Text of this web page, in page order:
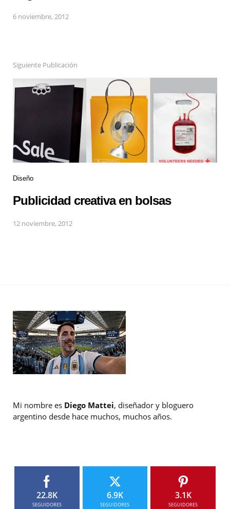
6 noviembre, 2012
Siguiente Publicación
Diseño
Publicidad creativa en bolsas
12 noviembre, 2012
Mi nombre es Diego Mattei, diseñador y bloguero
argentino desde hace muchos, muchos años.
22.8K
SEGUIDORES
6.9K
SEGUIDORES
3.1K
SEGUIDORES